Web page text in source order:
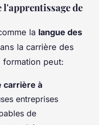
l'apprentissage de
la langue des
la carrière des
peut:
carrière à
entreprises
de